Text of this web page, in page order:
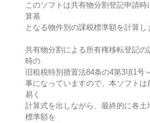
このソフトは共有物分割登記申請
算基
となる物件別の課税標準額を計算し
共有物分割による所有権移転登記の
時の
旧租税特別措置法84条の4第3項1号
事になっていますので、本ソフトは
易く
計算式を出しながら、最終的に各
標準額を